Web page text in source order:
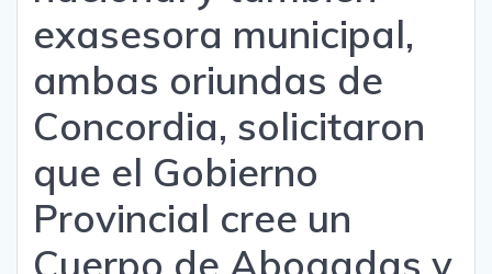
exasesora municipal,
ambas oriundas de
Concordia, solicitaron
que el Gobierno
Provincial cree un
Cuerpo de Abogadas y